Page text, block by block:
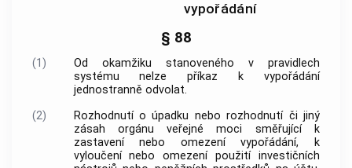
vypořádání
§ 88
(1)
Od okamžiku stanoveného v pravidlech
systému nelze příkaz k vypořádání
jednostranně odvolat.
(2)
Rozhodnutí o úpadku nebo rozhodnutí či jiný
zásah orgánu veřejné moci směřující k
zastavení nebo omezení vypořádání, k
vyloučení nebo omezení použití investičních